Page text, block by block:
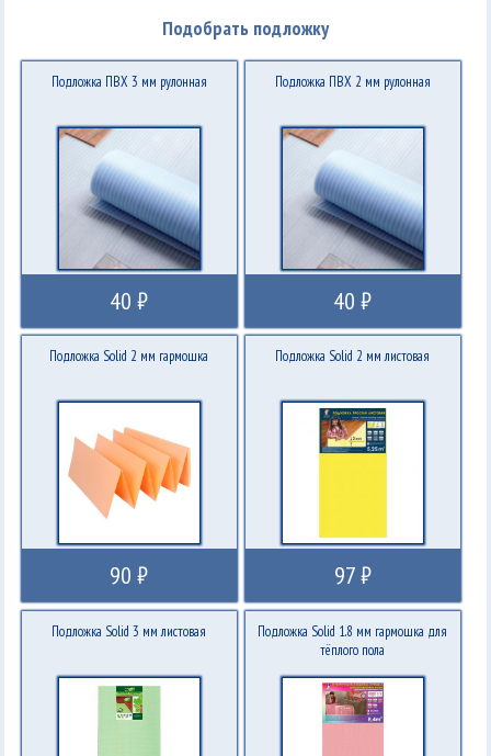
Подобрать подложку
Подложка ПВХ 3 мм рулонная
40 ₽
Подложка ПВХ 2 мм рулонная
40 ₽
Подложка Solid 2 мм гармошка
90 ₽
Подложка Solid 2 мм листовая
97 ₽
Подложка Solid 3 мм листовая
Подложка Solid 1.8 мм гармошка для
тёплого пола